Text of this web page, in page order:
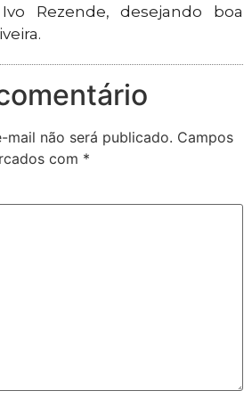
Rezende, desejando boa
mail não será publicado. Campos
com *